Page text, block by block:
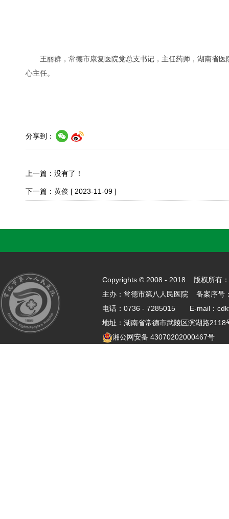
王丽群，常德市康复医院党总支书记，主任药师，湖南省医
心主任。
分享到：
上一篇：没有了！
下一篇： 黄俊 [ 2023-11-09 ]
Copyrights © 2008 - 2018 版权所有
主办：常德市第八人民医院 备案序号
电话：0736 - 7285015 E-mail：
地址：湖南省常德市武陵区滨湖路
湘公网安备 43070202000467号